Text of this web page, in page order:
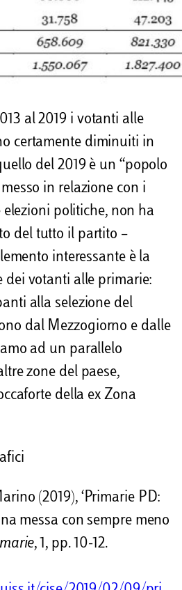
al 2019 i votanti alle
certamente diminuiti in
del 2019 è un “popolo
in relazione con i
politiche, non ha
del tutto il partito –
interessante è la
dei votanti alle primarie:
alla selezione del
dal Mezzogiorno e dalle
ad un parallelo
zone del paese,
della ex Zona
(2019), ‘Primarie PD:
messa con sempre meno
, 1, pp. 10-12.